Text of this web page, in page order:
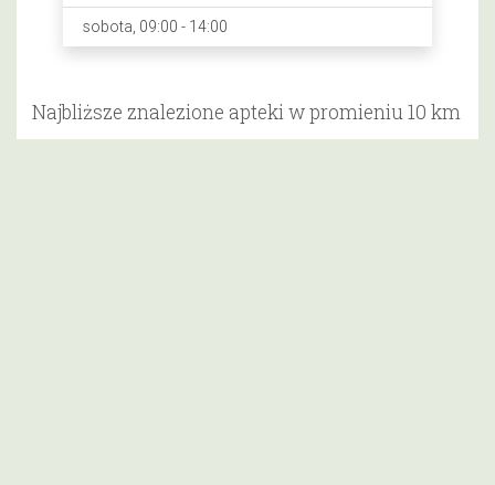
sobota, 09:00 - 14:00
Najbliższe znalezione apteki w promieniu 10 km